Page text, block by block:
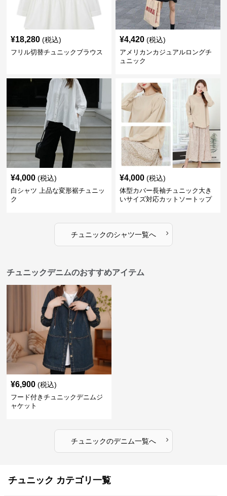
¥18,280 (税込)
フリル切替チュニックブラウス
¥4,420 (税込)
アメリカンカジュアルロングチ
ュニック
¥4,000 (税込)
白シャツ 上品な変形裾チュニッ
ク
¥4,000 (税込)
体型カバー長袖チュニック大き
いサイズ対応カットソートップ
チュニックのシャツ一覧へ ›
チュニックデニムのおすすめアイテム
¥6,900 (税込)
フード付きチュニックデニムジ
ャケット
チュニックのデニム一覧へ ›
チュニック カテゴリ一覧